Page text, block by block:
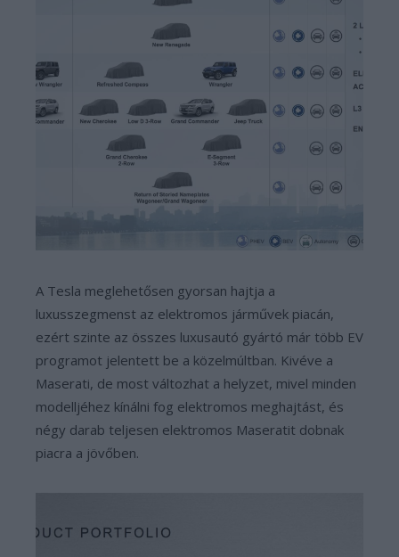
A Tesla meglehetősen gyorsan hajtja a
luxusszegmenst az elektromos járművek piacán,
ezért szinte az összes luxusautó gyártó már több EV
programot jelentett be a közelmúltban. Kivéve a
Maserati, de most változhat a helyzet, mivel minden
modelljéhez kínálni fog elektromos meghajtást, és
négy darab teljesen elektromos Maseratit dobnak
piacra a jövőben.